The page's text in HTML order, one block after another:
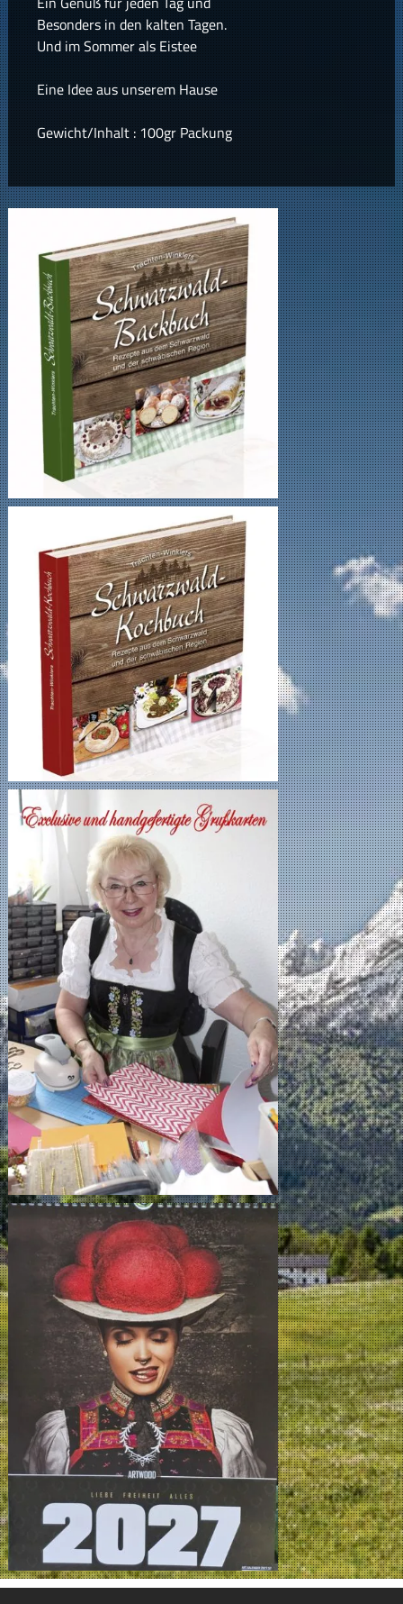
Besonders in den kalten Tagen.
Und im Sommer als Eistee
Eine Idee aus unserem Hause
Gewicht/Inhalt : 100gr Packung